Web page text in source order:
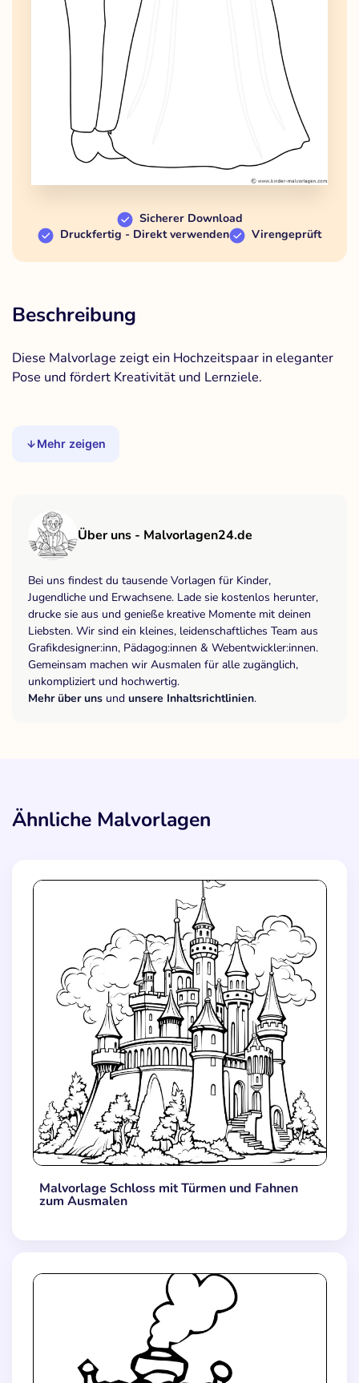
Sicherer Download
Druckfertig - Direkt verwenden
Virengeprüft
Beschreibung
Diese Malvorlage zeigt ein Hochzeitspaar in eleganter
Pose und fördert Kreativität und Lernziele.
Mehr zeigen
Über uns - Malvorlagen24.de
Bei uns findest du tausende Vorlagen für Kinder,
Jugendliche und Erwachsene. Lade sie kostenlos herunter,
drucke sie aus und genieße kreative Momente mit deinen
Liebsten. Wir sind ein kleines, leidenschaftliches Team aus
Grafikdesigner:inn, Pädagog:innen & Webentwickler:innen.
Gemeinsam machen wir Ausmalen für alle zugänglich,
unkompliziert und hochwertig.
Mehr über uns und unsere Inhaltsrichtlinien.
Ähnliche Malvorlagen
Malvorlage Schloss mit Türmen und Fahnen
zum Ausmalen